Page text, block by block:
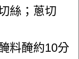
絲；蔥切
料醃約10分